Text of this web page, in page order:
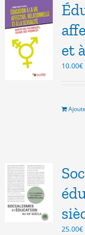
et
10.00€
25.00€